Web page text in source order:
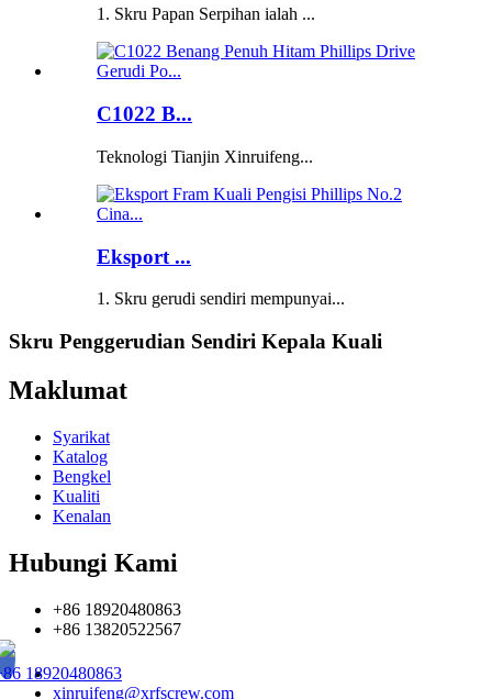
1. Skru Papan Serpihan ialah ...
C1022 B...
Teknologi Tianjin Xinruifeng...
Eksport ...
1. Skru gerudi sendiri mempunyai...
Skru Penggerudian Sendiri Kepala Kuali
Maklumat
Syarikat
Katalog
Bengkel
Kualiti
Kenalan
Hubungi Kami
+86 18920480863
+86 13820522567
18920480863
xinruifeng@xrfscrew.com